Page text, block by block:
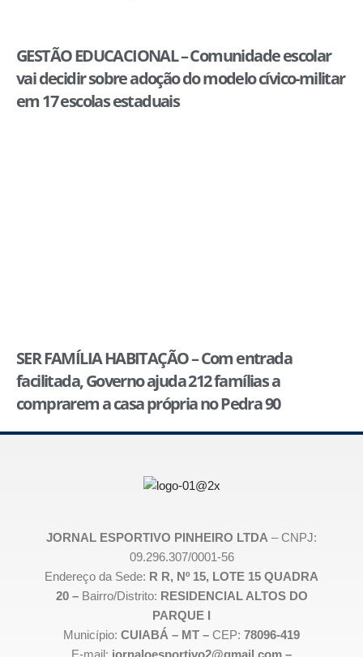
GESTÃO EDUCACIONAL – Comunidade escolar
vai decidir sobre adoção do modelo cívico-militar
em 17 escolas estaduais
SER FAMÍLIA HABITAÇÃO – Com entrada
facilitada, Governo ajuda 212 famílias a
comprarem a casa própria no Pedra 90
JORNAL ESPORTIVO PINHEIRO LTDA – CNPJ:
09.296.307/0001-56
Endereço da Sede: R R, Nº 15, LOTE 15 QUADRA
20 – Bairro/Distrito: RESIDENCIAL ALTOS DO
PARQUE I
Município: CUIABÁ – MT – CEP: 78096-419
E-mail: jornaloesportivo2@gmail.com –